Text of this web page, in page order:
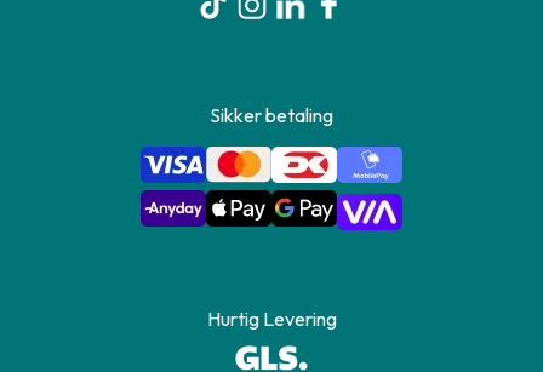
Sikker betaling
Hurtig Levering